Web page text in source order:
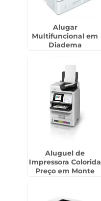
Alugar
Multifuncional em
Diadema
Aluguel de
Impressora Colorida
Preço em Monte